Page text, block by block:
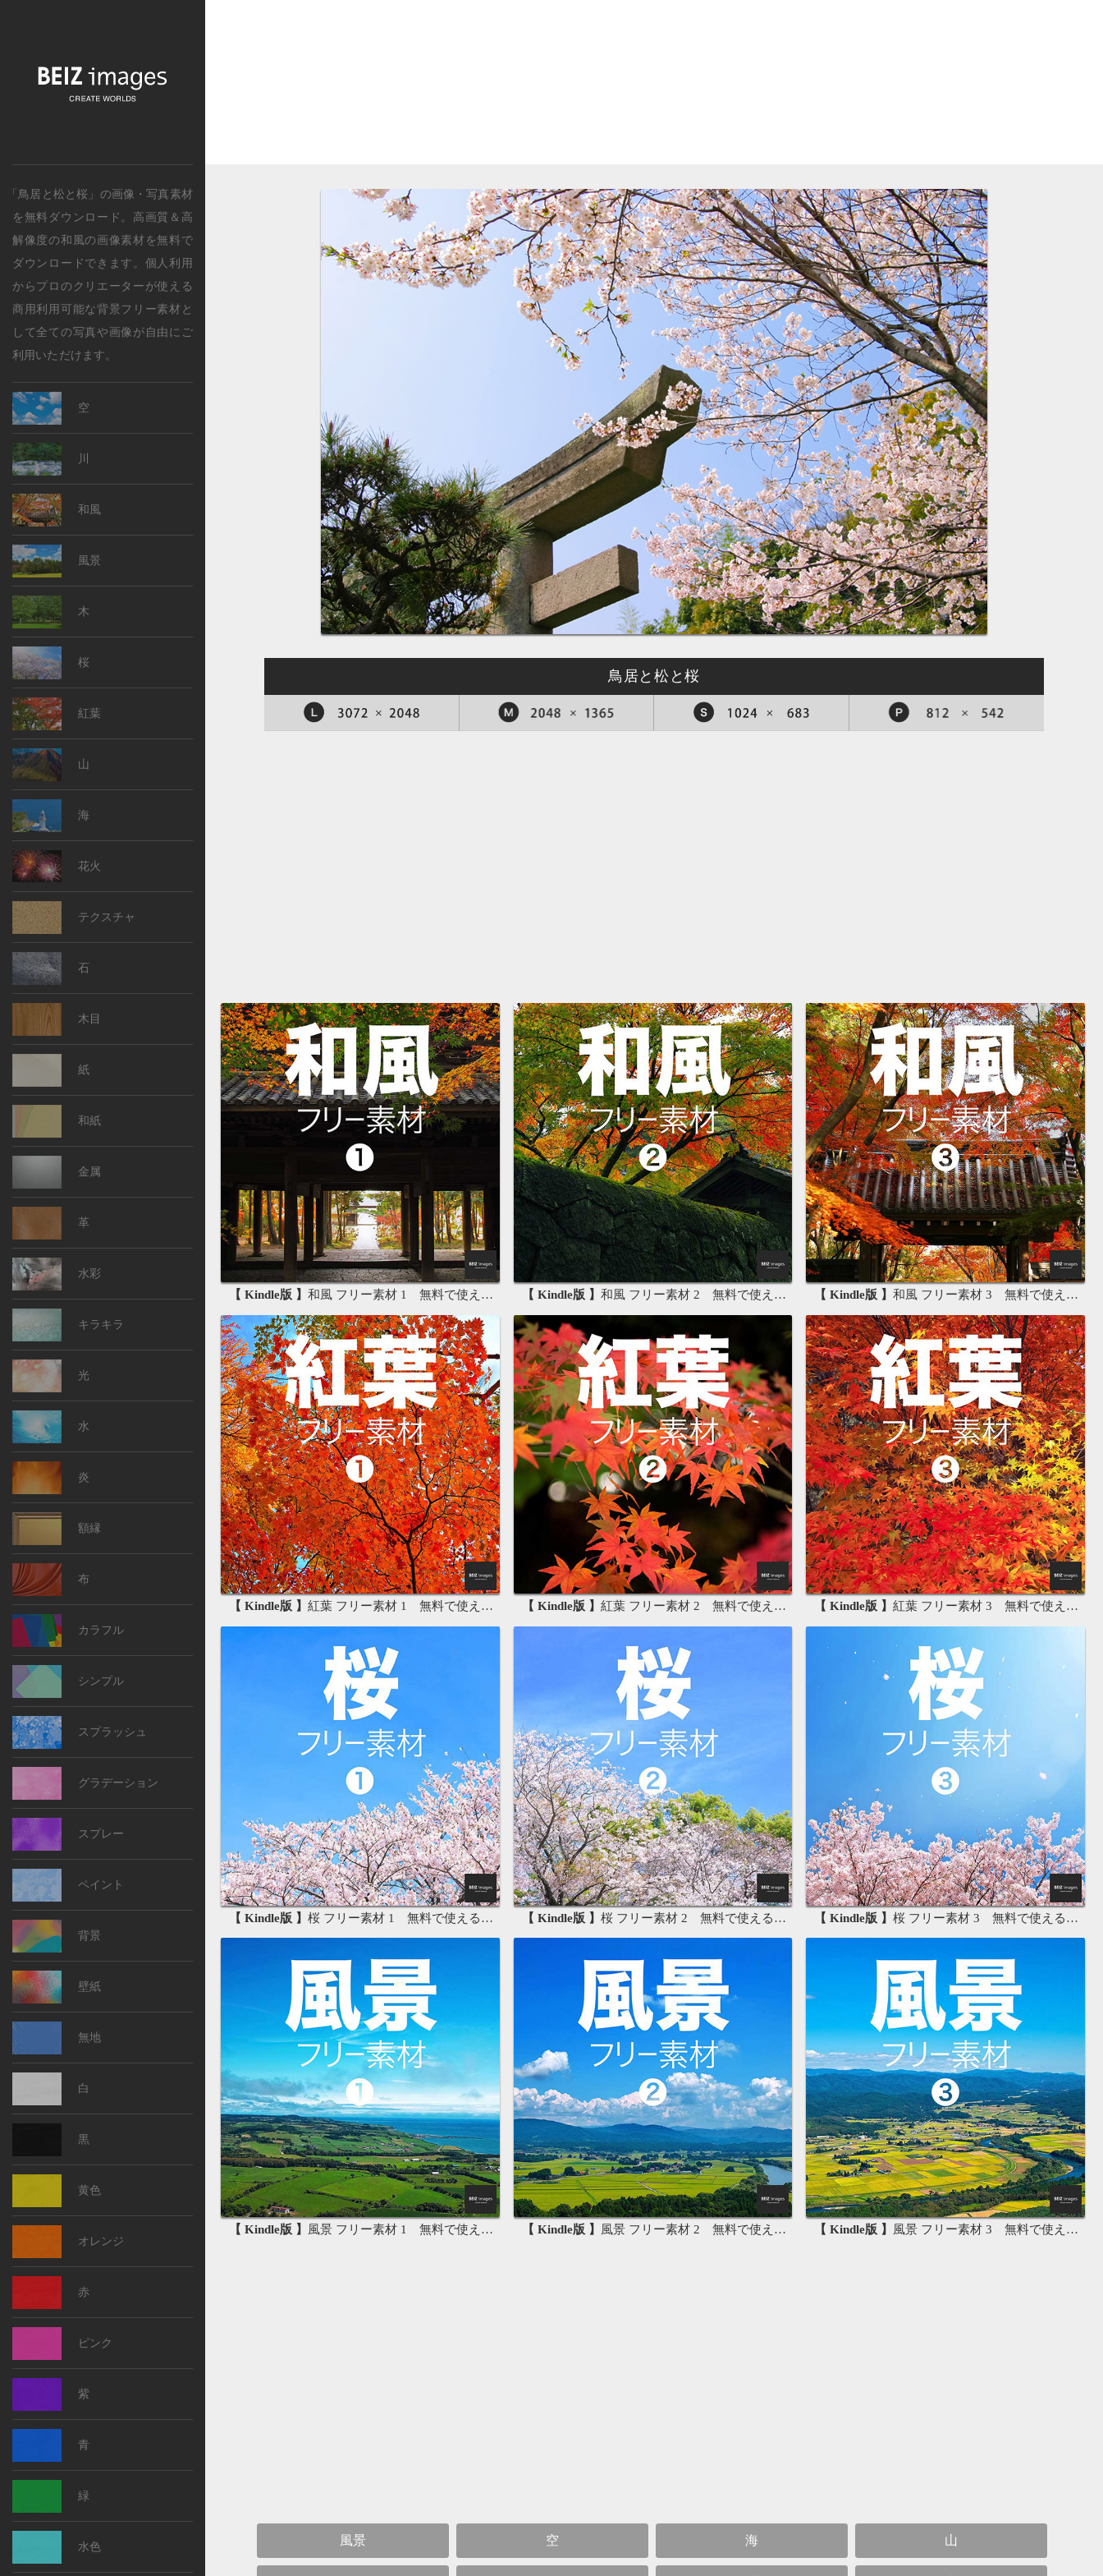
「鳥居と松と桜」の画像・写真素材
を無料ダウンロード。 高画質＆高
解像度の和風の画像素材を無料で
ダウンロードできます。個人利用
からプロのクリエーターが使える
商用利用可能な背景フリー素材と
して全ての写真や画像が自由にご
利用いただけます。
鳥居と松と桜
【 Kindle版 】和風 フリー素材 1 無料で使える写真素材集 【 Kindle版 】 和風 フリー素材 2 無料で使える画像素材集 【 Kindle版 】和風 フリー素材 3 無料で使える背景素材集
【 Kindle版 】紅葉 フリー素材 1 無料で使える写真素材集 【 Kindle版 】 紅葉 フリー素材 2 無料で使える画像素材集 【 Kindle版 】紅葉 フリー素材 3 無料で使える背景素材集
【 Kindle版 】桜 フリー素材 1 無料で使える写真素材集 【 Kindle版 】 桜 フリー素材 2 無料で使える画像素材集 【 Kindle版 】桜 フリー素材 3 無料で使える背景素材集
【 Kindle版 】 風景 フリー素材 1 無料で使える写真素材集 【 Kindle版 】 風景 フリー素材 2 無料で使える画像素材集 【 Kindle版 】 風景 フリー素材 3 無料で使える背景素材集
風景 空 海 山
空
川
和風
風景
木
桜
紅葉
山
海
花火
テクスチャ
石
木目
紙
和紙
金属
革
水彩
キラキラ
光
水
炎
額縁
布
カラフル
シンプル
スプラッシュ
グラデーション
スプレー
ペイント
背景
壁紙
無地
白
黒
黄色
オレンジ
赤
ピンク
紫
青
緑
水色